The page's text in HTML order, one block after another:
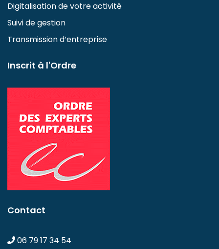
Digitalisation de votre activité
Suivi de gestion
Transmission d’entreprise
Inscrit à l'Ordre
Contact
06 79 17 34 54